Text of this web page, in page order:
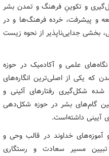
و تکوینِ فرهنگ و تمدن بشر
و پیشرفت،‌ خرده فرهنگ‌ها و در
بخشی جدایی‌ناپذیر از نحوه زیست
علمی و آکادمیک در حوزه
که یکی از اصلی‌ترین انگاره‌های
شکل‌گیری رفتارهای آئینی و
گام‌های بشر در حوزه شکل‌دهی
آیینی داشته‌است.
خداوند در قالب وحی و
مسیر سعادت و رستگاری